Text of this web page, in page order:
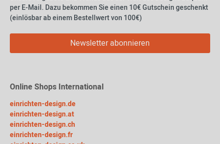
per E-Mail. Dazu bekommen Sie einen 10€ Gutschein geschenkt
(einlösbar ab einem Bestellwert von 100€)
Newsletter abonnieren
Online Shops International
einrichten-design.de
einrichten-design.at
einrichten-design.ch
einrichten-design.fr